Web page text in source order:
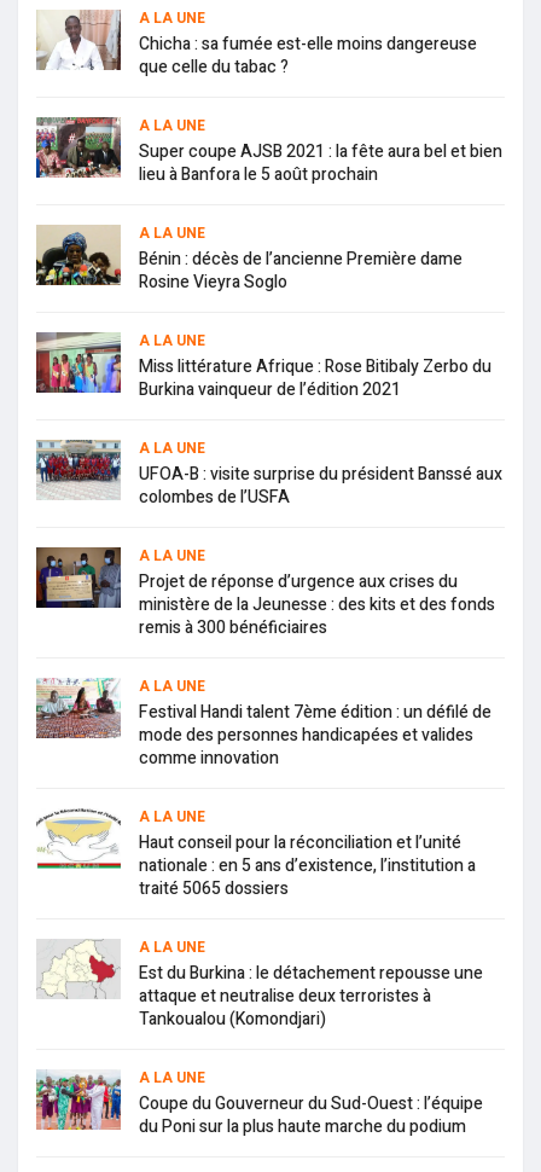
A LA UNE
Chicha : sa fumée est-elle moins dangereuse
que celle du tabac ?
A LA UNE
Super coupe AJSB 2021 : la fête aura bel et bien
lieu à Banfora le 5 août prochain
A LA UNE
Bénin : décès de l’ancienne Première dame
Rosine Vieyra Soglo
A LA UNE
Miss littérature Afrique : Rose Bitibaly Zerbo du
Burkina vainqueur de l’édition 2021
A LA UNE
UFOA-B : visite surprise du président Banssé aux
colombes de l’USFA
A LA UNE
Projet de réponse d’urgence aux crises du
ministère de la Jeunesse : des kits et des fonds
remis à 300 bénéficiaires
A LA UNE
Festival Handi talent 7ème édition : un défilé de
mode des personnes handicapées et valides
comme innovation
A LA UNE
Haut conseil pour la réconciliation et l’unité
nationale : en 5 ans d’existence, l’institution a
traité 5065 dossiers
A LA UNE
Est du Burkina : le détachement repousse une
attaque et neutralise deux terroristes à
Tankoualou (Komondjari)
A LA UNE
Coupe du Gouverneur du Sud-Ouest : l’équipe
du Poni sur la plus haute marche du podium